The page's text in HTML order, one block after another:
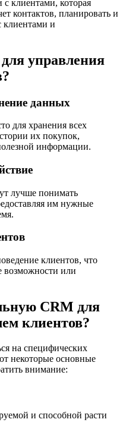
клиентами, которая
контактов, планировать и
клиентами и
управления
данных
для хранения всех
их покупок,
информации.
лучше понимать
им нужные
клиентов, что
или
CRM для
клиентов?
на специфических
некоторые основные
внимание:
и способной расти